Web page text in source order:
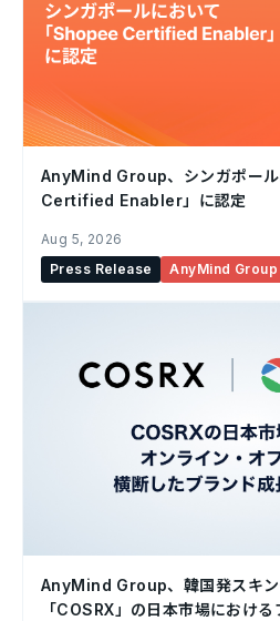
AnyMind Group、シンガポー
Certified Enabler」に認定
Aug 5, 2026
Press Release
AnyMind Group
AnyMind Group、韓国発スキン
「COSRX」の日本市場におけ